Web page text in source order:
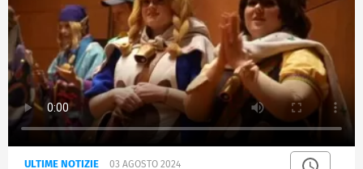
ULTIME NOTIZIE 03 AGOSTO 2024